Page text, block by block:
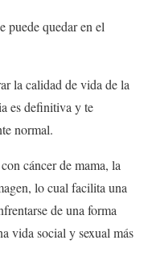
puede quedar en el
la calidad de vida de la
es definitiva y te
normal.
cáncer de mama, la
lo cual facilita una
de una forma
vida social y sexual más